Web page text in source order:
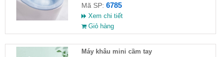
Mã SP: 6785
Xem chi tiết
Giỏ hàng
Máy khâu mini cầm tay